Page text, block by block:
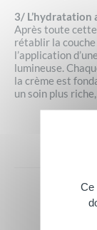
3/ L’hydratation
Après toute
rétablir la
l’application
lumineuse.
la crème est
un soin plus
Ces
Ce